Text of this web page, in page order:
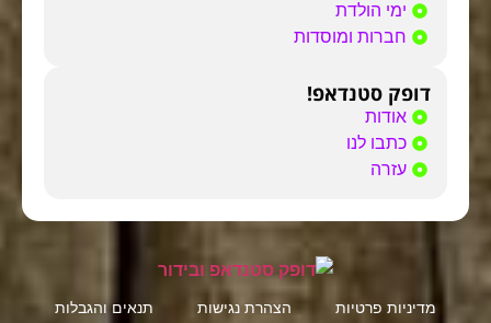
ימי הולדת
חברות ומוסדות
דופק סטנדאפ!
אודות
כתבו לנו
עזרה
מדיניות פרטיות הצהרת נגישות תנאים והגבלות